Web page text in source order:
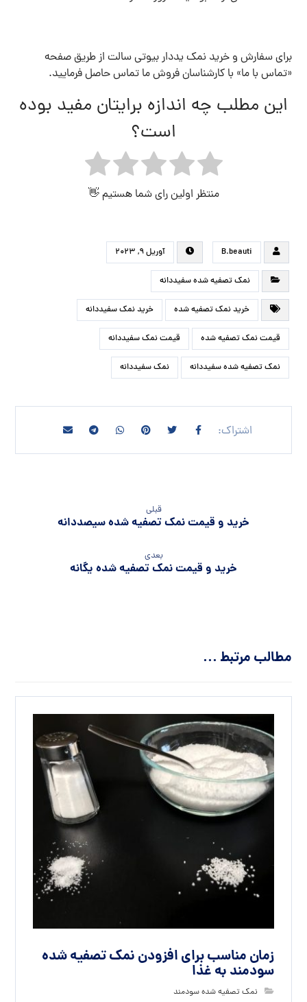
برای سفارش و خرید نمک یددار بیوتی سالت از طریق صفحه
«تماس با ما» با کارشناسان فروش ما تماس حاصل فرمایید.
این مطلب چه اندازه برایتان مفید بوده
است؟
منتظر اولین رای شما هستیم 👋
B.beauti آوریل ۹, ۲۰۲۳
نمک تصفیه شده سفیددانه
خرید نمک تصفیه شده خرید نمک سفیددانه
قیمت نمک تصفیه شده قیمت نمک سفیددانه
نمک تصفیه شده سفیددانه نمک سفیددانه
قبلی
خرید و قیمت نمک تصفیه شده سیصددانه
بعدی
خرید و قیمت نمک تصفیه شده یگانه
مطالب مرتبط ...
زمان مناسب برای افزودن نمک تصفیه شده
سودمند به غذا
نمک تصفیه شده سودمند